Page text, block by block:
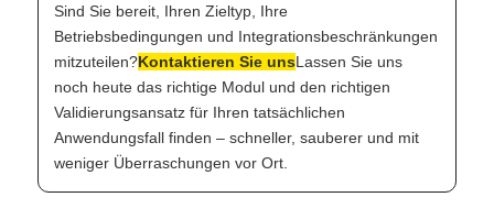
Sind Sie bereit, Ihren Zieltyp, Ihre
Betriebsbedingungen und Integrationsbeschränkungen
mitzuteilen?Kontaktieren Sie unsLassen Sie uns
noch heute das richtige Modul und den richtigen
Validierungsansatz für Ihren tatsächlichen
Anwendungsfall finden – schneller, sauberer und mit
weniger Überraschungen vor Ort.